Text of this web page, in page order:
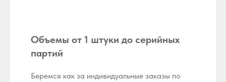
Объемы от 1 штуки до серийных
партий
Беремся как за индивидуальные заказы по